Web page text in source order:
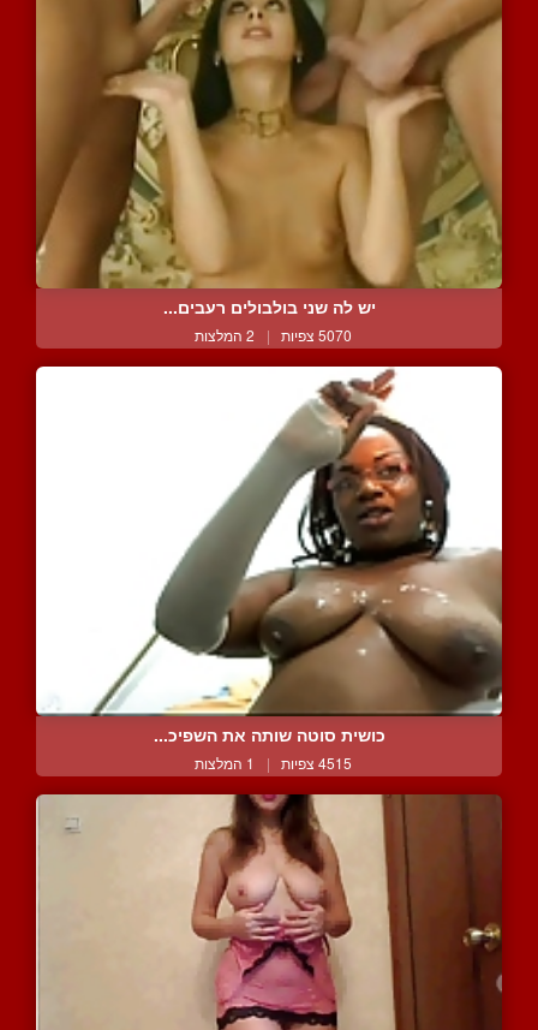
יש לה שני בולבולים רעבים...
5070 צפיות | 2 המלצות
כושית סוטה שותה את השפיכ...
4515 צפיות | 1 המלצות